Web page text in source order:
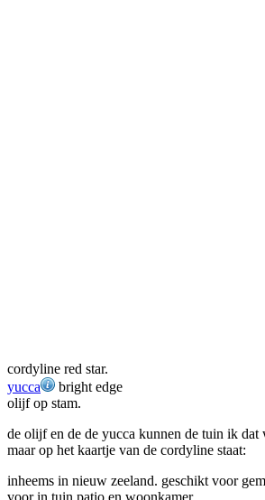
cordyline red star.
yucca
bright edge
olijf op stam.
de olijf en de de yucca kunnen de tuin ik dat
maar op het kaartje van de cordyline staat:
inheems in nieuw zeeland. geschikt voor
voor in tuin patio en woonkamer.